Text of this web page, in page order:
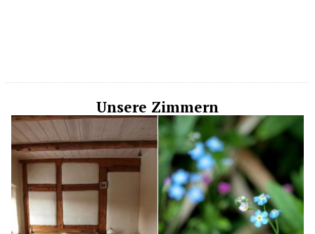
Unsere Zimmern